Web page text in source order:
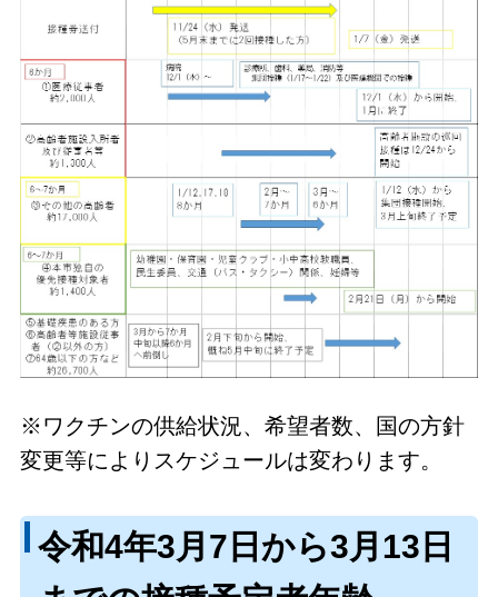
※ワクチンの供給状況、希望者数、国の方針
変更等によりスケジュールは変わります。
令和4年3月7日から3月13日